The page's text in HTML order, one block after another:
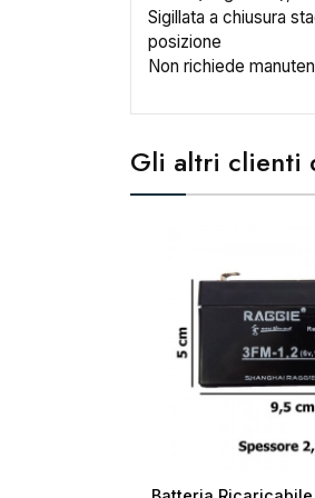
Sigillata a chiusura
posizione
Non richiede
Gli altri clienti